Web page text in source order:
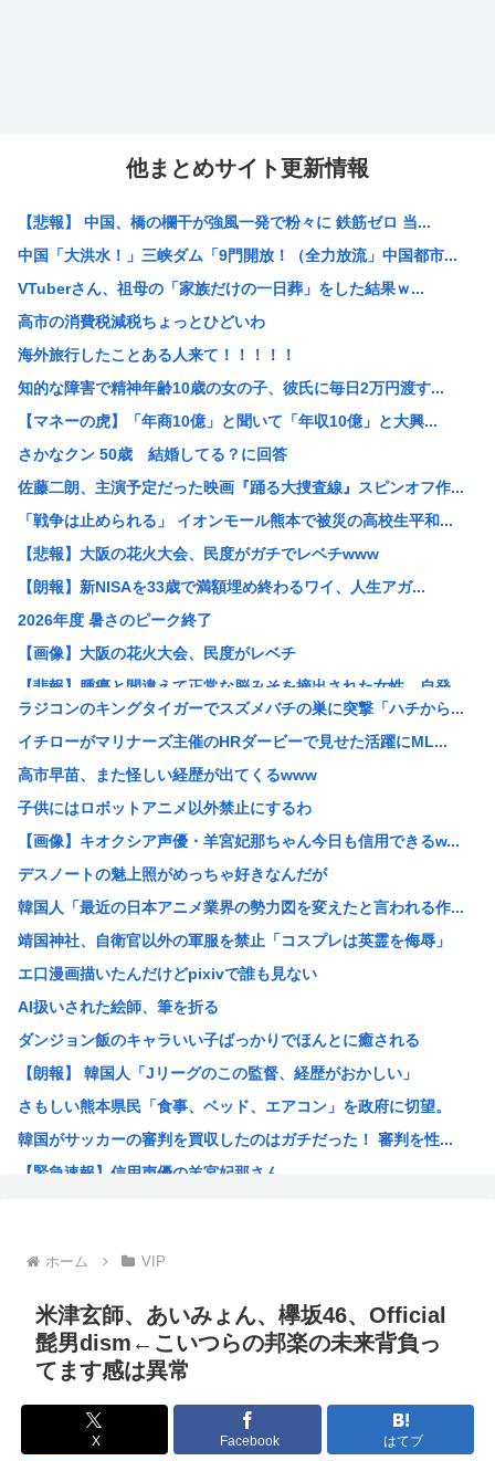
他まとめサイト更新情報
【悲報】 中国、橋の欄干が強風一発で粉々に 鉄筋ゼロ 当...
中国「大洪水！」三峡ダム「9門開放！（全力放流」中国都市...
VTuberさん、祖母の「家族だけの一日葬」をした結果ｗ...
高市の消費税減税ちょっとひどいわ
海外旅行したことある人来て！！！！！
知的な障害で精神年齢10歳の女の子、彼氏に毎日2万円渡す...
【マネーの虎】「年商10億」と聞いて「年収10億」と大興...
さかなクン 50歳 結婚してる？に回答
佐藤二朗、主演予定だった映画『踊る大捜査線』スピンオフ作...
「戦争は止められる」 イオンモール熊本で被災の高校生平和...
【悲報】大阪の花火大会、民度がガチでレベチwww
【朗報】新NISAを33歳で満額埋め終わるワイ、人生アガ...
2026年度 暑さのピーク終了
【画像】大阪の花火大会、民度がレベチ
【悲報】腫瘍と間違えて正常な脳みそを摘出された女性、自発...
【悲報】大久保佳代子、100万円貢いだ“最後の恋愛”は「...
【悲報】新NISA33歳で満額埋め終わるワイ人生アガリの...
【画像】道重さゆみのお乳wwwこれでパイズリされたら3秒...
【画像】女子野球部員『星よつは』とかいうガチで可愛すぎる...
女球審、高校球児にキレられてしまうwww
中居正広、熊本地震直後に現地炊き出しに参加していた
30歳で初めてできた彼女(32)が「どういう神経してたら...
【悲報】免許取りたての娘さん、猛者すぎて炎上するwww
【画像】 セブンイレブン、ついに神商品を販売
平成ノブシコブシの吉村が生き残って相方が消えた理由
世界初の超伝導量子熱機関…燃料もピストンもない量子エンジ...
ロシア外務省報道官、平和宣言を非難「広島市長は『偽りの呪...
【高市】トランプ「イランが核入手したら2分でイタリア滅亡...
【画像】あのちゃん、上半身ほぼ裸でご乱心
ラジコンのキングタイガーでスズメバチの巣に突撃「ハチから...
イチローがマリナーズ主催のHRダービーで見せた活躍にML...
高市早苗、また怪しい経歴が出てくるwww
子供にはロボットアニメ以外禁止にするわ
【画像】キオクシア声優・羊宮妃那ちゃん今日も信用できるw...
デスノートの魅上照がめっちゃ好きなんだが
韓国人「最近の日本アニメ業界の勢力図を変えたと言われる作...
靖国神社、自衛官以外の軍服を禁止「コスプレは英霊を侮辱」
エ口漫画描いたんだけどpixivで誰も見ない
AI扱いされた絵師、筆を折る
ダンジョン飯のキャラいい子ばっかりでほんとに癒される
【朗報】 韓国人「Jリーグのこの監督、経歴がおかしい」
さもしい熊本県民「食事、ベッド、エアコン」を政府に切望。
韓国がサッカーの審判を買収したのはガチだった！ 審判を性...
【緊急速報】信用声優の羊宮妃那さん…
ハンターハンター今何やってるかわからないWWW
5年前お前ら「AIイラストすげぇ！これもう人間のイラスト...
韓国人「台風で品不足になった沖縄のスーパーに行ってみたら...
韓国人「『日本ビールは絶対に飲まない！』と大騒ぎしていた...
海外「日本のこの場所は現実とは思えないレベルで美しい…！...
NISAのせいで少子化加速してるけどこれ本当に政策として...
ホーム VIP
米津玄師、あいみょん、欅坂46、Official
髭男dism←こいつらの邦楽の未来背負っ
てます感は異常
X Facebook はてブ